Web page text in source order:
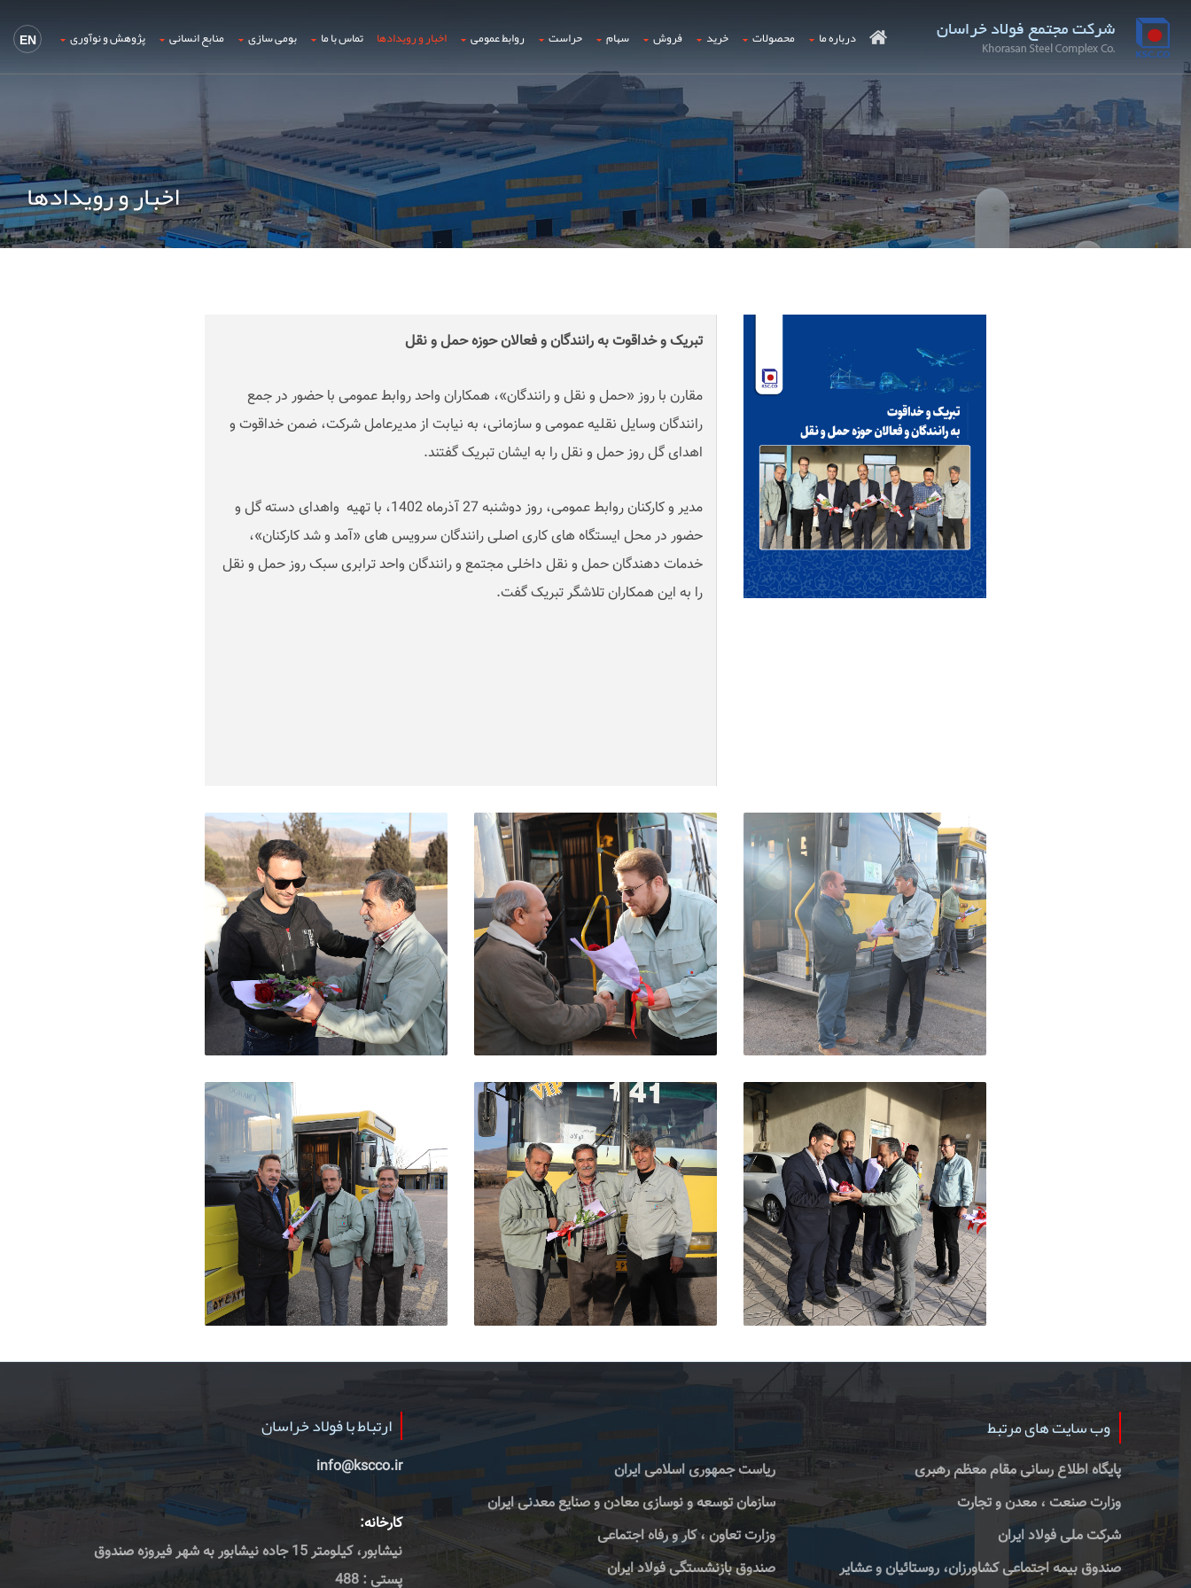
EN درباره ما محصولات خرید فروش سهام حراست روابط عمومی اخبار و رویدادها تماس با ما بومی سازی منابع انسانی پژوهش و نوآوری
اخبار و رویدادها
تبریک و خداقوت به رانندگان و فعالان حوزه حمل و نقل
مقارن با روز «حمل و نقل و رانندگان»، همکاران واحد روابط عمومی با حضور در جمع
رانندگان وسایل نقلیه عمومی و سازمانی، به نیابت از مدیرعامل شرکت، ضمن خداقوت و
اهدای گل روز حمل و نقل را به ایشان تبریک گفتند.
مدیر و کارکنان روابط عمومی، روز دوشنبه 27 آذرماه 1402، با تهیه واهدای دسته گل و
حضور در محل ایستگاه های کاری اصلی رانندگان سرویس های «آمد و شد کارکنان»،
خدمات دهندگان حمل و نقل داخلی مجتمع و رانندگان واحد ترابری سبک روز حمل و نقل
را به این همکاران تلاشگر تبریک گفت.
ارتباط با فولاد خراسان
info@kscco.ir
کارخانه:
نیشابور، کیلومتر 15 جاده نیشابور به شهر فیروزه صندوق
پستی : 488
وب سایت های مرتبط
پایگاه اطلاع رسانی مقام معظم رهبری
ریاست جمهوری اسلامی ایران
وزارت صنعت ، معدن و تجارت
سازمان توسعه و نوسازی معادن و صنایع معدنی ایران
شرکت ملی فولاد ایران
وزارت تعاون ، کار و رفاه اجتماعی
صندوق بیمه اجتماعی کشاورزان، روستائیان و عشایر
صندوق بازنشستگی فولاد ایران